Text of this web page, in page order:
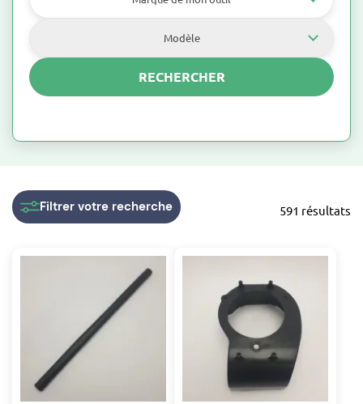
Pneumatique
Modèle
RECHERCHER
591 résultats
Filtrer votre recherche